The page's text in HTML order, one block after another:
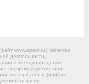
www.epam.ru), включая
деятельности,
и международными
воспроизведение или
материалов и (или) их
согласия